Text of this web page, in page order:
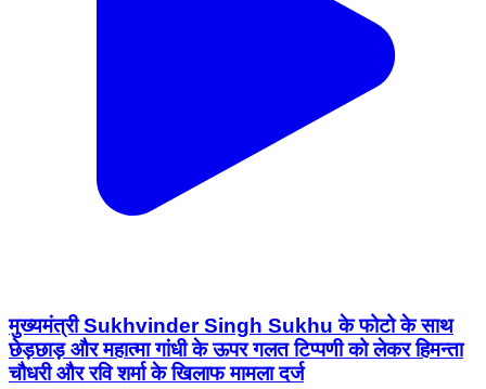
मुख्यमंत्री Sukhvinder Singh Sukhu के फोटो के साथ
छेड़छाड़ और महात्मा गांधी के ऊपर गलत टिप्पणी को लेकर हिमन्ता
चौधरी और रवि शर्मा के खिलाफ मामला दर्ज